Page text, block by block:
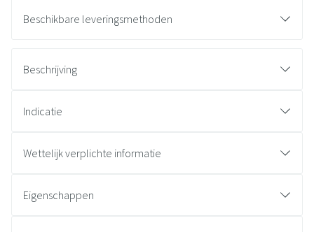
Beschikbare leveringsmethoden
Beschrijving
Indicatie
Wettelijk verplichte informatie
Eigenschappen